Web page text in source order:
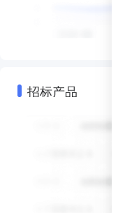
招标产品